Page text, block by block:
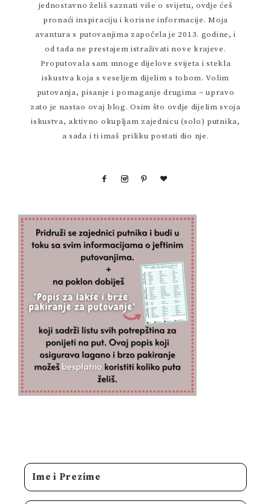
jednostavno želiš saznati više o svijetu, ovdje ćeš
pronaći inspiraciju i korisne informacije. Moja
avantura s putovanjima započela je 2013. godine, i
od tada ne prestajem istraživati nove krajeve.
Proputovala sam mnoge dijelove svijeta i stekla
iskustva koja s veseljem dijelim s tobom. Volim
putovanja, pisanje i pomaganje drugima – upravo
zato je nastao ovaj blog. Osim što ovdje dijelim svoja
iskustva, aktivno okupljam zajednicu (solo) putnika,
a sada i ti imaš priliku postati dio nje.